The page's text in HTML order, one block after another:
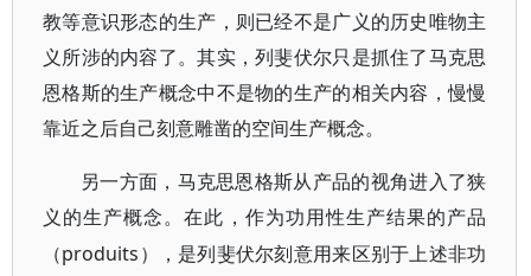
教等意识形态的生产，则已经不是广义的历史唯物主
义所涉的内容了。其实，列斐伏尔只是抓住了马克思
恩格斯的生产概念中不是物的生产的相关内容，慢慢
靠近之后自己刻意雕凿的空间生产概念。
另一方面，马克思恩格斯从产品的视角进入了狭
义的生产概念。在此，作为功用性生产结果的产品
（produits ），是列斐伏尔刻意用来区别于上述非功